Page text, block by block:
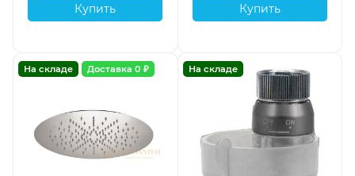
Купить Купить
На складе Доставка 0 ₽ На складе